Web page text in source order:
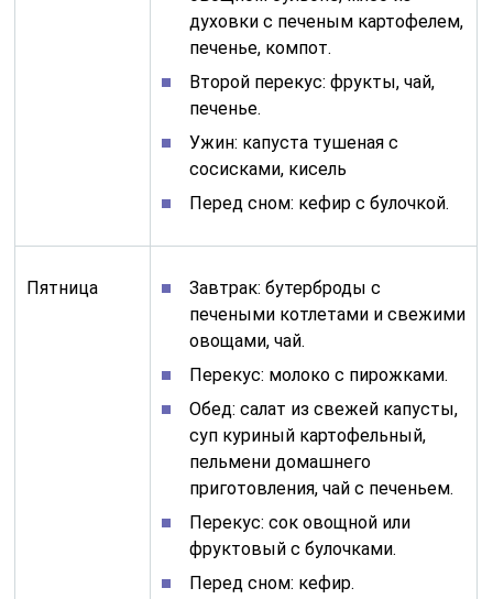
духовки с печеным картофелем,
печенье, компот.
Второй перекус: фрукты, чай,
печенье.
Ужин: капуста тушеная с
сосисками, кисель
Перед сном: кефир с булочкой.
Пятница
Завтрак: бутерброды с
печеными котлетами и свежими
овощами, чай.
Перекус: молоко с пирожками.
Обед: салат из свежей капусты,
суп куриный картофельный,
пельмени домашнего
приготовления, чай с печеньем.
Перекус: сок овощной или
фруктовый с булочками.
Перед сном: кефир.